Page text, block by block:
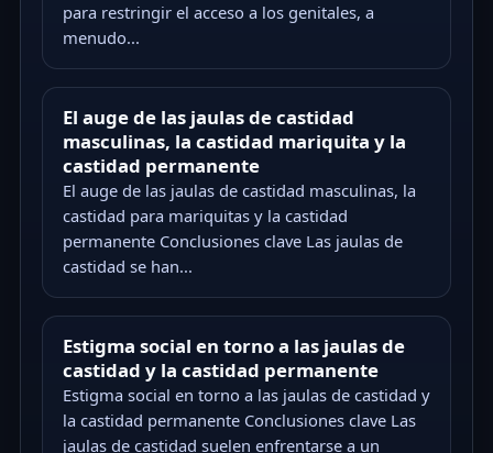
para restringir el acceso a los genitales, a
menudo...
El auge de las jaulas de castidad
masculinas, la castidad mariquita y la
castidad permanente
El auge de las jaulas de castidad masculinas, la
castidad para mariquitas y la castidad
permanente Conclusiones clave Las jaulas de
castidad se han...
Estigma social en torno a las jaulas de
castidad y la castidad permanente
Estigma social en torno a las jaulas de castidad y
la castidad permanente Conclusiones clave Las
jaulas de castidad suelen enfrentarse a un